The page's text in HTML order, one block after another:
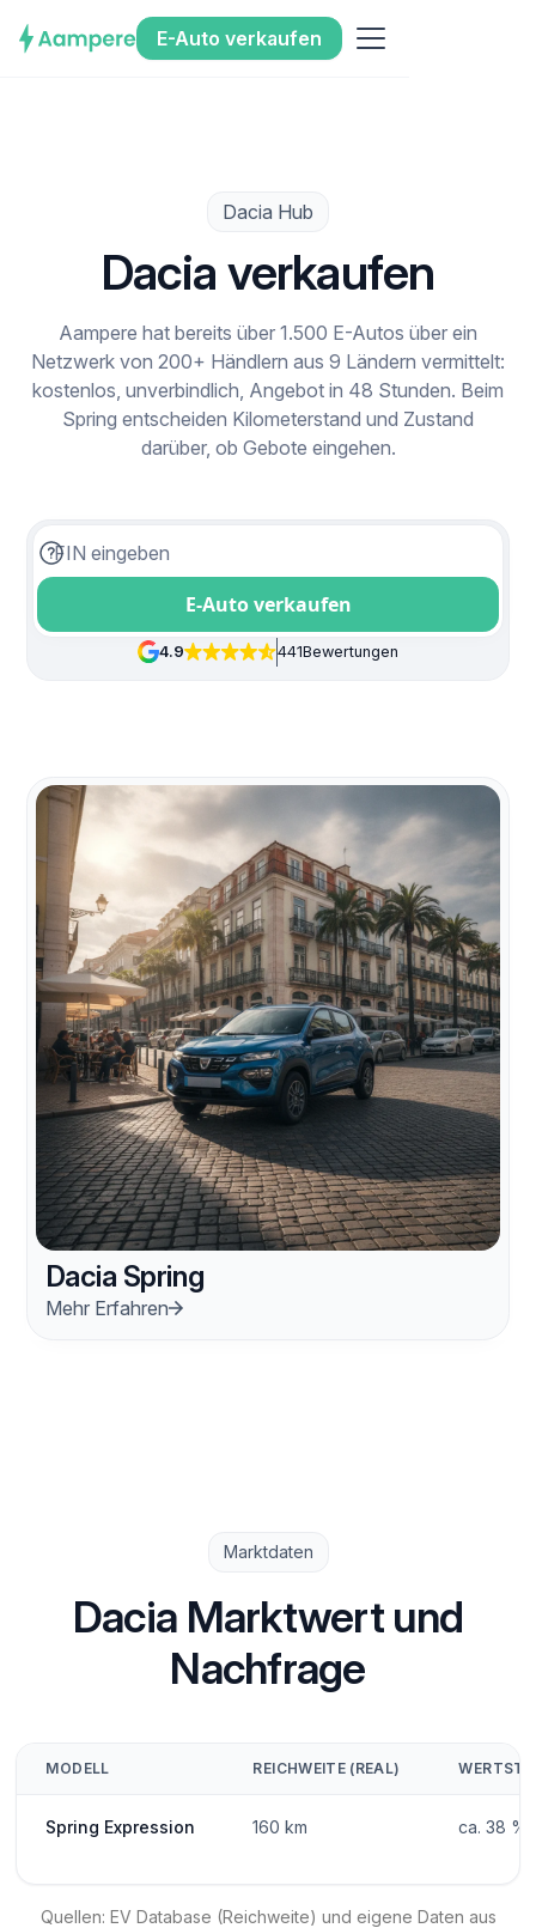
E-Auto verkaufen
Dacia Hub
Dacia verkaufen
Aampere hat bereits über 1.500 E-Autos über ein
Netzwerk von 200+ Händlern aus 9 Ländern vermittelt:
kostenlos, unverbindlich, Angebot in 48 Stunden. Beim
Spring entscheiden Kilometerstand und Zustand
darüber, ob Gebote eingehen.
E-Auto verkaufen
4.9 441Bewertungen
Dacia Spring
Mehr Erfahren
Marktdaten
Dacia Marktwert und
Nachfrage
MODELL REICHWEITE (REAL)
Spring Expression 160 km ca. 38 %
Quellen: EV Database (Reichweite) und eigene Daten aus